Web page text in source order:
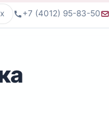
+7 (4012) 95-83-50